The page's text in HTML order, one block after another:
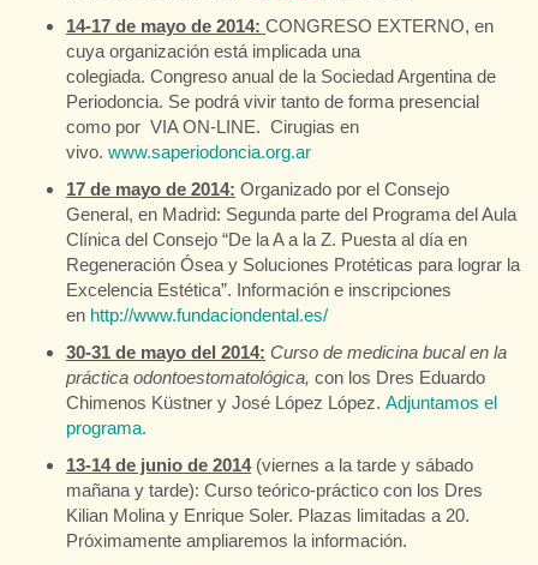
14-17 de mayo de 2014: CONGRESO EXTERNO, en
cuya organización está implicada una
colegiada. Congreso anual de la Sociedad Argentina de
Periodoncia. Se podrá vivir tanto de forma presencial
como por VIA ON-LINE. Cirugias en
vivo. www.saperiodoncia.org.ar
17 de mayo de 2014: Organizado por el Consejo
General, en Madrid: Segunda parte del Programa del Aula
Clínica del Consejo “De la A a la Z. Puesta al día en
Regeneración Ósea y Soluciones Protéticas para lograr la
Excelencia Estética”. Información e inscripciones
en http://www.fundaciondental.es/
30-31 de mayo del 2014: Curso de medicina bucal en la
práctica odontoestomatológica, con los Dres Eduardo
Chimenos Küstner y José López López. Adjuntamos el
programa.
13-14 de junio de 2014(viernes a la tarde y sábado
mañana y tarde): Curso teórico-práctico con los Dres
Kilian Molina y Enrique Soler. Plazas limitadas a 20.
Próximamente ampliaremos la información.